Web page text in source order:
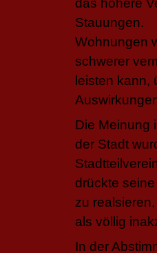
das höhere
Stauungen.
Wohnungen
schwerer
leisten kann,
Die Meinung
der Stadt
drückte
zu
als völlig
In der